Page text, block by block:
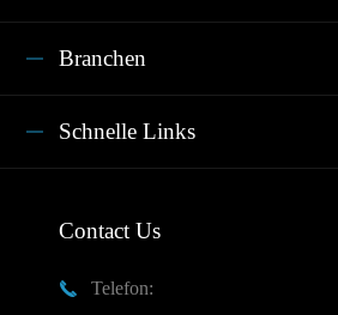
Branchen
Schnelle Links
Contact Us

Telefon: